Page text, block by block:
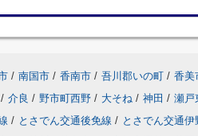
/ 南国市 / 香南市 / 吾川郡いの町 / 香美
/ 介良 / 野市町西野 / 大そね / 神田 / 瀬戸
/ とさでん交通後免線 / とさでん交通伊